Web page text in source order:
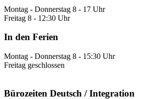
Montag - Donnerstag 8 - 17 Uhr
Freitag 8 - 12:30 Uhr
In den Ferien
Montag - Donnerstag 8 - 15:30 Uhr
Freitag geschlossen
Bürozeiten Deutsch / Integration